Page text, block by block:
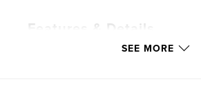
Features & Details
Self-Improvement
SEE MORE